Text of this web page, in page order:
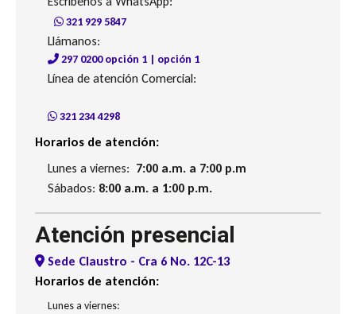
321 929 5847
Llámanos:
297 0200 opción 1 | opción 1
Línea de atención Comercial:
321 234 4298
Horarios de atención:
Lunes a viernes: 7:00 a.m. a 7:00 p.m
Sábados: 8:00 a.m. a 1:00 p.m.
Atención presencial
Sede Claustro - Cra 6 No. 12C-13
Horarios de atención:
Lunes a viernes: